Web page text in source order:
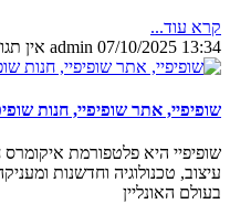
קרא עוד...
admin 07/10/2025 13:34 אין
שופיפיי, אתר שופיפיי, חנות
שופיפיי היא פלטפורמת איקומרס
עיצוב, טכנולוגיה וחדשנות
בעולם האונליין